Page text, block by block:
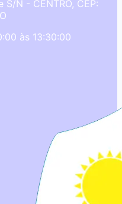
S/N - CENTRO, CEP:
às 13:30:00